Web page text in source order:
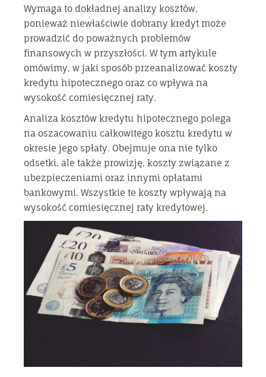
Wymaga to dokładnej analizy kosztów,
ponieważ niewłaściwie dobrany kredyt może
prowadzić do poważnych problemów
finansowych w przyszłości. W tym artykule
omówimy, w jaki sposób przeanalizować koszty
kredytu hipotecznego oraz co wpływa na
wysokość comiesięcznej raty.
Analiza kosztów kredytu hipotecznego polega
na oszacowaniu całkowitego kosztu kredytu w
okresie jego spłaty. Obejmuje ona nie tylko
odsetki, ale także prowizję, koszty związane z
ubezpieczeniami oraz innymi opłatami
bankowymi. Wszystkie te koszty wpływają na
wysokość comiesięcznej raty kredytowej.